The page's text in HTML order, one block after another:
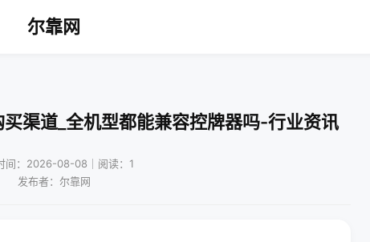
尔靠网
渠道_全机型都能兼容控牌器吗-行业资讯
间：2026-08-08｜阅读：1
发布者：尔靠网